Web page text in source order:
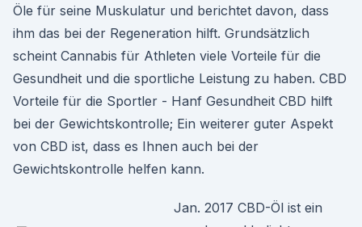
Öle für seine Muskulatur und berichtet davon, dass
ihm das bei der Regeneration hilft. Grundsätzlich
scheint Cannabis für Athleten viele Vorteile für die
Gesundheit und die sportliche Leistung zu haben. CBD
Vorteile für die Sportler - Hanf Gesundheit CBD hilft
bei der Gewichtskontrolle; Ein weiterer guter Aspekt
von CBD ist, dass es Ihnen auch bei der
Gewichtskontrolle helfen kann.
Jan. 2017 CBD-Öl ist ein